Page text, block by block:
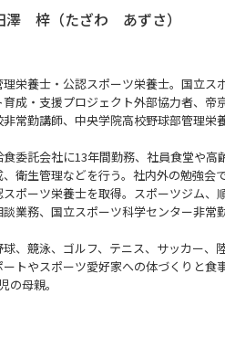
澤 梓（たざわ あずさ）
理栄養士・公認スポーツ栄養士。国立ス
育成・支援プロジェクト外部協力者、
非常勤講師、中央学院高校野球部管理栄養
食委託会社に13年間勤務、社員食堂や高
、衛生管理などを行う。社内外の勉強会
スポーツ栄養士を取得。スポーツジム、
談業務、国立スポーツ科学センター非常
球、競泳、ゴルフ、テニス、サッカー、
ートやスポーツ愛好家への体づくりと食
の母親。